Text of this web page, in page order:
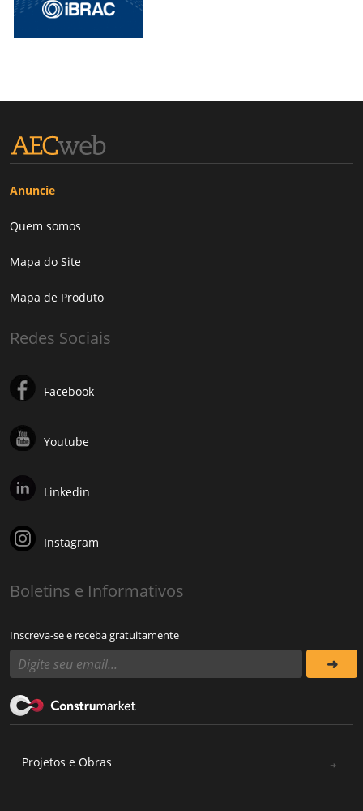
Anuncie
Quem somos
Mapa do Site
Mapa de Produto
Redes Sociais
Facebook
Youtube
Linkedin
Instagram
Boletins e Informativos
Inscreva-se e receba gratuitamente
Projetos e Obras